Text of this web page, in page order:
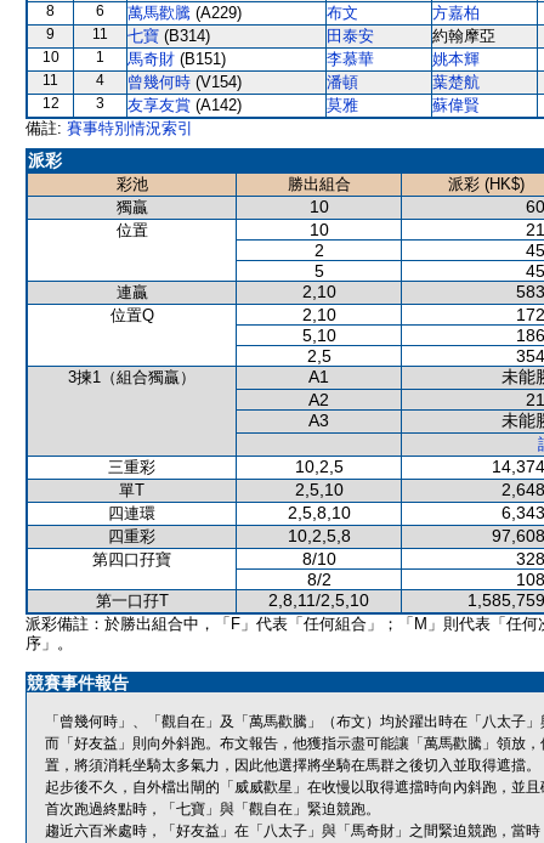
8 6 萬馬歡騰 (A229) 布文 方嘉柏
9 11 七寶 (B314) 田泰安 約翰摩亞
10 1 馬奇財 (B151) 李慕華 姚本輝
11 4 曾幾何時 (V154) 潘頓 葉楚航
12 3 友享友賞 (A142) 莫雅
蘇偉賢
備註: 賽事特別情況索引
派彩
彩池 勝出組合
派彩 (HK$)
獨贏
10
位置 10
2
5
連贏 2,10
位置Q 2,10
5,10
2,5
3揀1（組合獨贏） A1
未能
A2
A3
未能
三重彩
10,2,5
單T 2,5,10
四連環 2,5,8,10
四重彩 10,2,5,8
第四口孖寶 8/10
8/2
第一口孖T 2,8,11/2,5,10
派彩備註：於勝出組合中，「F」代表「任何組合」；「M」則代表「任何
序」。
競賽事件報告
「曾幾何時」、「觀自在」及「萬馬歡騰」（布文）均於躍出時在「八太子
而「好友益」則向外斜跑。布文報告，他獲指示盡可能讓「萬馬歡騰」領放
置，將須消耗坐騎太多氣力，因此他選擇將坐騎在馬群之後切入並取得遮擋。
起步後不久，自外檔出閘的「威威歡星」在收慢以取得遮擋時向內斜跑，並
首次跑過終點時，「七寶」與「觀自在」緊迫競跑。
趨近六百米處時，「好友益」在「八太子」與「馬奇財」之間緊迫競跑，當